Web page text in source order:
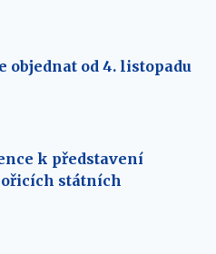
objednat od 4. listopadu
k představení
státních